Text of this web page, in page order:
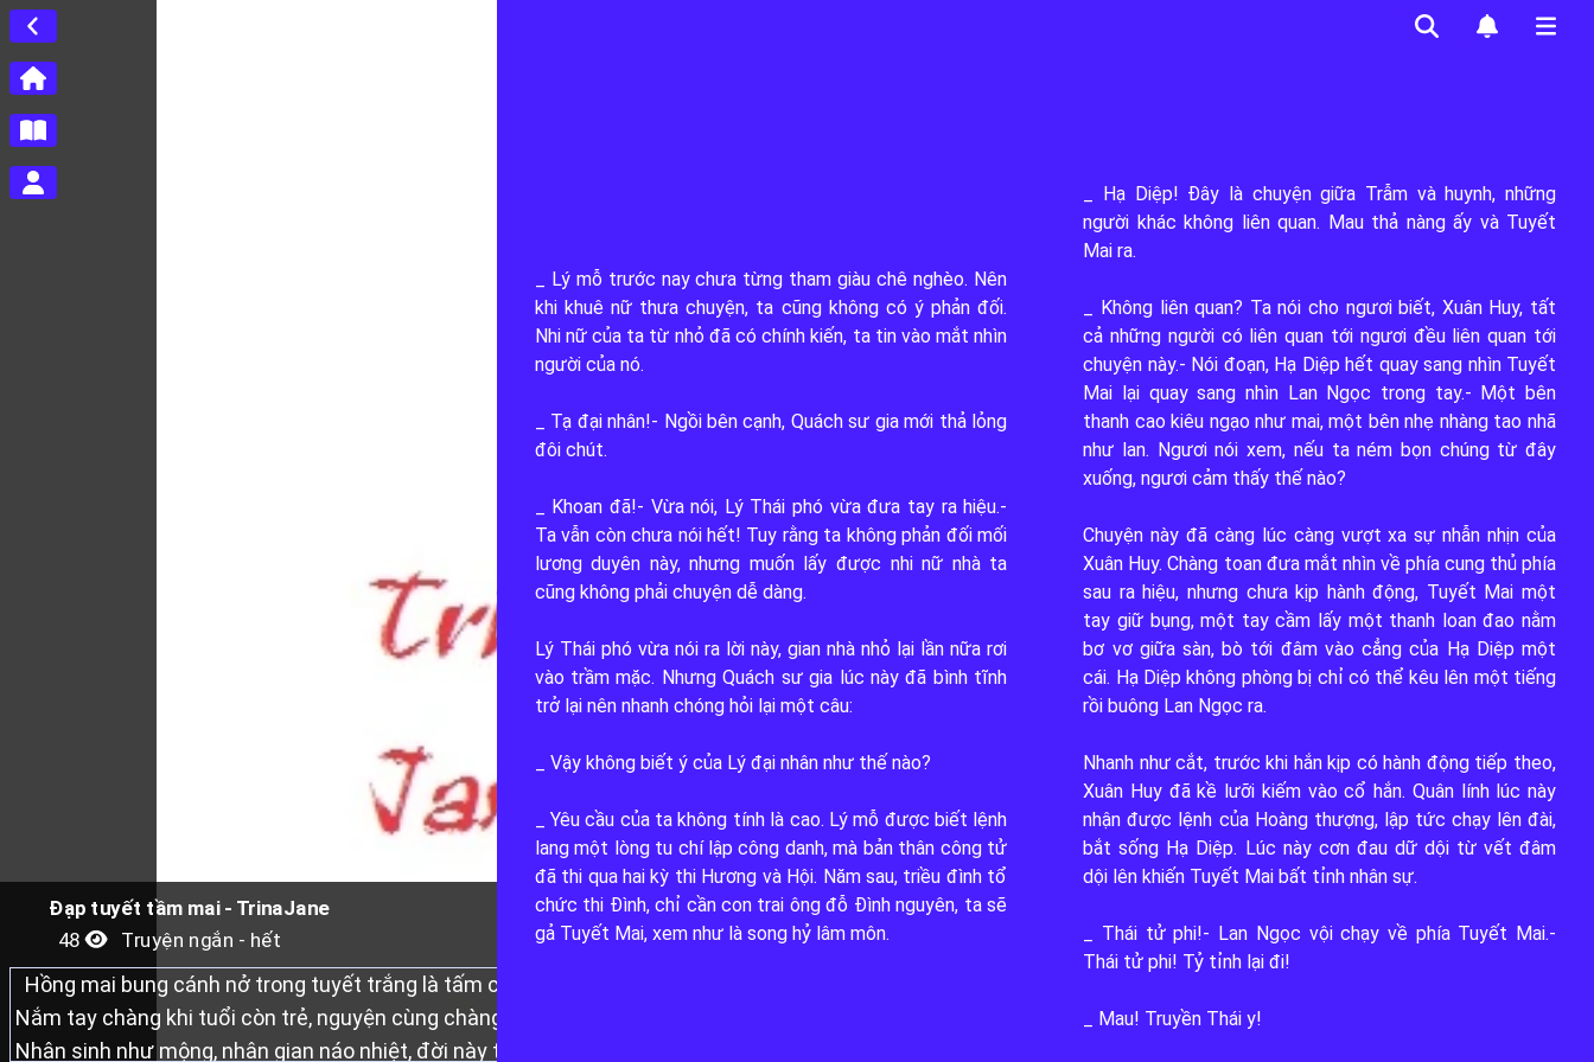
2
0
1
0
0
ĐỌC
Đạp tuyết tầm mai - TrinaJane
48
Truyện ngắn - hết
Hồng mai bung cánh nở trong tuyết trắng là tấm chân tình của ta dành cho chàng.
Nắm tay chàng khi tuổi còn trẻ, nguyện cùng chàng đi đến cuối cùng.
Nhân sinh như mộng, nhân gian náo nhiệt, đời này ta chỉ muốn bên chàng.
_ Lý mỗ trước nay chưa từng tham giàu chê nghèo. Nên
khi khuê nữ thưa chuyện, ta cũng không có ý phản đối.
Nhi nữ của ta từ nhỏ đã có chính kiến, ta tin vào mắt nhìn
người của nó.
_ Tạ đại nhân!- Ngồi bên cạnh, Quách sư gia mới thả lỏng
đôi chút.
_ Khoan đã!- Vừa nói, Lý Thái phó vừa đưa tay ra hiệu.-
Ta vẫn còn chưa nói hết! Tuy rằng ta không phản đối mối
lương duyên này, nhưng muốn lấy được nhi nữ nhà ta
cũng không phải chuyện dễ dàng.
Lý Thái phó vừa nói ra lời này, gian nhà nhỏ lại lần nữa rơi
vào trầm mặc. Nhưng Quách sư gia lúc này đã bình tĩnh
trở lại nên nhanh chóng hỏi lại một câu:
_ Vậy không biết ý của Lý đại nhân như thế nào?
_ Yêu cầu của ta không tính là cao. Lý mỗ được biết lệnh
lang một lòng tu chí lập công danh, mà bản thân công tử
đã thi qua hai kỳ thi Hương và Hội. Năm sau, triều đình tổ
chức thi Đình, chỉ cần con trai ông đỗ Đình nguyên, ta sẽ
gả Tuyết Mai, xem như là song hỷ lâm môn.
_ Hạ Diệp! Đây là chuyện giữa Trẫm và huynh, những
người khác không liên quan. Mau thả nàng ấy và Tuyết
Mai ra.
_ Không liên quan? Ta nói cho ngươi biết, Xuân Huy, tất
cả những người có liên quan tới ngươi đều liên quan tới
chuyện này.- Nói đoạn, Hạ Diệp hết quay sang nhìn Tuyết
Mai lại quay sang nhìn Lan Ngọc trong tay.- Một bên
thanh cao kiêu ngạo như mai, một bên nhẹ nhàng tao nhã
như lan. Ngươi nói xem, nếu ta ném bọn chúng từ đây
xuống, ngươi cảm thấy thế nào?
Chuyện này đã càng lúc càng vượt xa sự nhẫn nhịn của
Xuân Huy. Chàng toan đưa mắt nhìn về phía cung thủ phía
sau ra hiệu, nhưng chưa kịp hành động, Tuyết Mai một
tay giữ bụng, một tay cầm lấy một thanh loan đao nằm
bơ vơ giữa sàn, bò tới đâm vào cẳng của Hạ Diệp một
cái. Hạ Diệp không phòng bị chỉ có thể kêu lên một tiếng
rồi buông Lan Ngọc ra.
Nhanh như cắt, trước khi hắn kịp có hành động tiếp theo,
Xuân Huy đã kề lưỡi kiếm vào cổ hắn. Quân lính lúc này
nhận được lệnh của Hoàng thượng, lập tức chạy lên đài,
bắt sống Hạ Diệp. Lúc này cơn đau dữ dội từ vết đâm
dội lên khiến Tuyết Mai bất tỉnh nhân sự.
_ Thái tử phi!- Lan Ngọc vội chạy về phía Tuyết Mai.-
Thái tử phi! Tỷ tỉnh lại đi!
_ Mau! Truyền Thái y!